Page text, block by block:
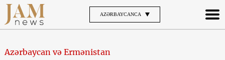
AZƏRBAYCANCA
Azərbaycan və Ermənistan